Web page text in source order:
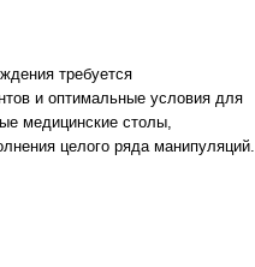
требуется
и оптимальные условия для
медицинские столы,
целого ряда манипуляций.